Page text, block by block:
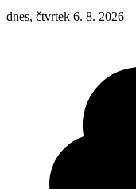
dnes, čtvrtek 6. 8. 2026